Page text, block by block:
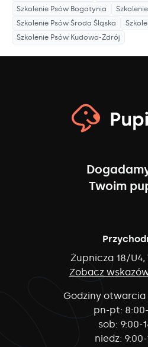
Szkolenie Psów Bogatynia
Szkolenie Psów Środa Śląska
Szkolenie Psów Kudowa-Zdrój
Twoim
Żupnicza 18/U4,
Zobacz
Godziny otwarcia
pn-pt:
sob: 9:00-
niedz: